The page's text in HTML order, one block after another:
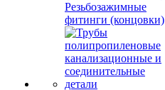
Резьбозажимные
фитинги (концовки)